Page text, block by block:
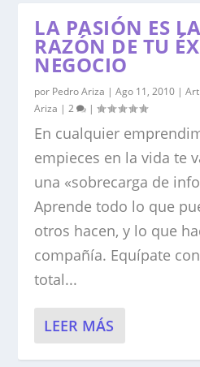
LA PASIÓN ES
RAZÓN DE TU
NEGOCIO
por Pedro Ariza |Ago 11, 2010 |
Ariza |2 |
En cualquier
empieces en la vida te
una «sobrecarga de
Aprende todo lo que
otros hacen, y lo que
compañía. Equípate
total...
LEER MÁS